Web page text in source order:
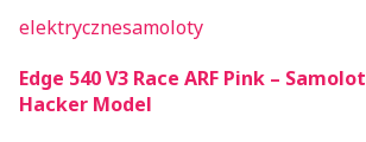
elektrycznesamoloty
Edge 540 V3 Race ARF Pink – Samolot
Hacker Model